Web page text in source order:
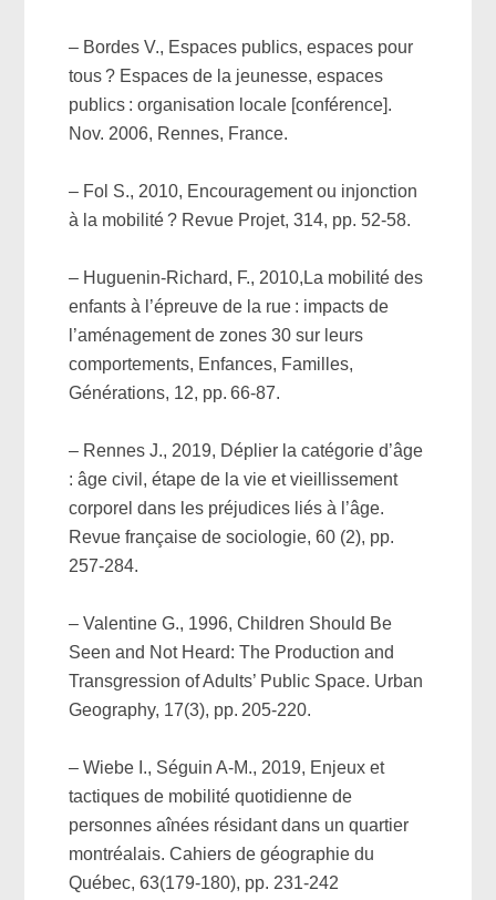
– Bordes V., Espaces publics, espaces pour
tous ? Espaces de la jeunesse, espaces
publics : organisation locale [conférence].
Nov. 2006, Rennes, France.
– Fol S., 2010, Encouragement ou injonction
à la mobilité ? Revue Projet, 314, pp. 52-58.
– Huguenin-Richard, F., 2010,La mobilité des
enfants à l’épreuve de la rue : impacts de
l’aménagement de zones 30 sur leurs
comportements, Enfances, Familles,
Générations, 12, pp. 66-87.
– Rennes J., 2019, Déplier la catégorie d’âge
: âge civil, étape de la vie et vieillissement
corporel dans les préjudices liés à l’âge.
Revue française de sociologie, 60 (2), pp.
257-284.
– Valentine G., 1996, Children Should Be
Seen and Not Heard: The Production and
Transgression of Adults’ Public Space. Urban
Geography, 17(3), pp. 205-220.
– Wiebe I., Séguin A-M., 2019, Enjeux et
tactiques de mobilité quotidienne de
personnes aînées résidant dans un quartier
montréalais. Cahiers de géographie du
Québec, 63(179-180), pp. 231-242